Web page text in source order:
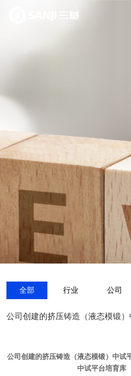
全部 行业 公司
公司创建的挤压铸造（液态模锻）
公司创建的挤压铸造（液态模锻）中试
中试平台培育库